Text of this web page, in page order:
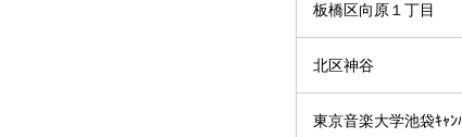
板橋区向原１丁目
北区神谷
東京音楽大学池袋ｷｬ